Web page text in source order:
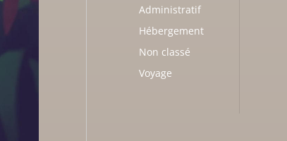
Administratif
Hébergement
Non classé
Voyage